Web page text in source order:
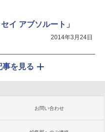
イ アブソルート」
2014年3月24日
事を見る
お問い合わせ